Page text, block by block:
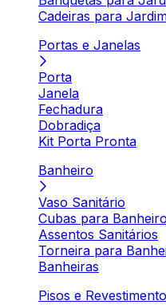
Cadeiras para
Portas e Janelas
Porta
Janela
Fechadura
Dobradiça
Kit Porta Pronta
Banheiro
Vaso Sanitário
Cubas para Banheiro
Assentos Sanitários
Torneira para
Banheiras
Pisos e